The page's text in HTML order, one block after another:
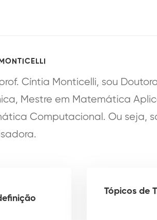
Cíntia Monticelli, sou
Mestre em Matemática
Computacional. Ou seja,
Tópicos de